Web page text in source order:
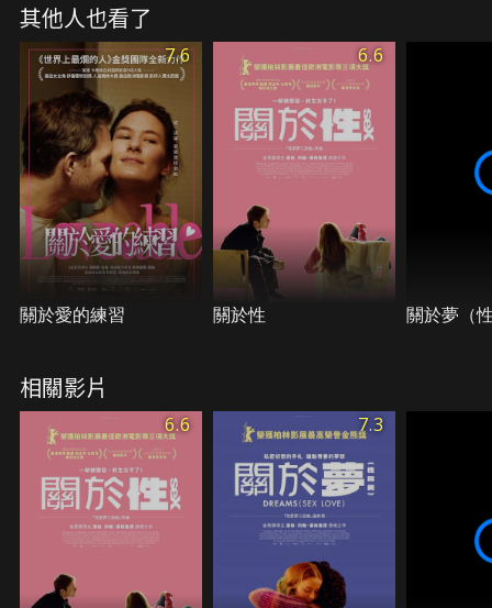
「隨意性關係」的經驗與觀點，這讓瑪莉安產生了興
趣，開始嘗試用Tinder交友，並思考自己是否也能接
受這樣的關係…。
其他人也看了
7.6
關於愛的練習
6.6
關於性 關於夢（
相關影片
6.6 7.3